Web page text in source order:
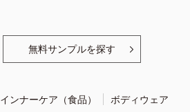
無料サンプルを探す
インナーケア（食品） ボディウェア